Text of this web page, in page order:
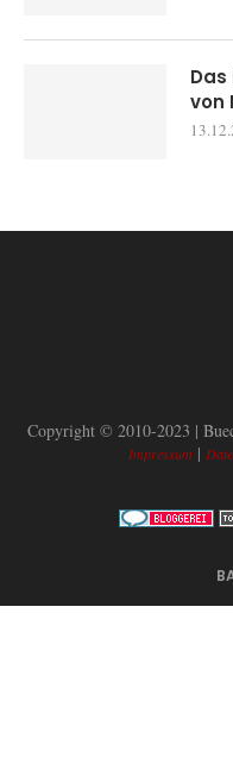
von
Copyright © 2010-2023 |
Impressum |